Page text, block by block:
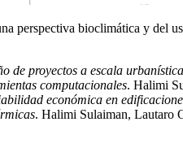
perspectiva bioclimática y del
de proyectos a escala
computacionales. Halimi
económica en
. Halimi Sulaiman, Lautaro